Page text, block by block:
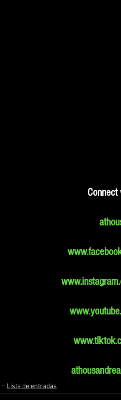
Connect
Lista de entradas